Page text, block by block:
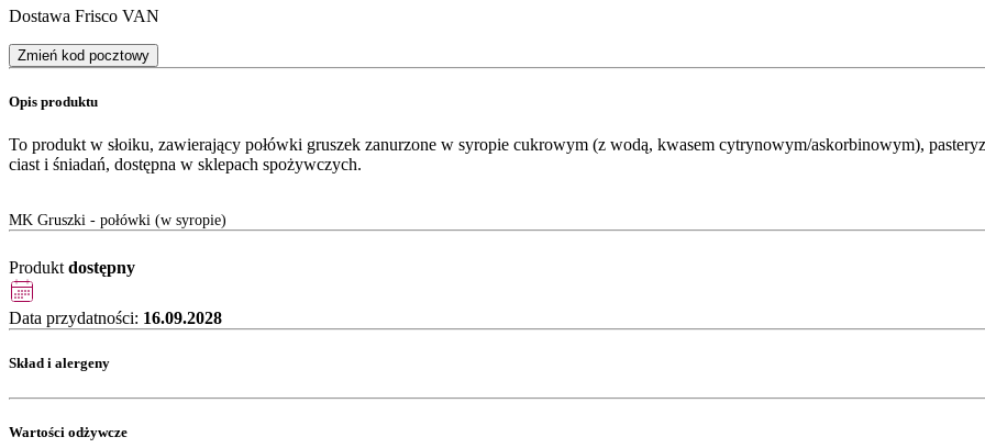
Dostawa Frisco VAN
Zmień kod pocztowy
Opis produktu
To produkt w słoiku, zawierający połówki gruszek zanurzone w syropie cukrowym (z wodą, kwasem cytrynowym/askorbinowym),
ciast i śniadań, dostępna w sklepach spożywczych.
MK Gruszki - połówki (w syropie)
Produkt dostępny
Data przydatności: 16.09.2028
Skład i alergeny
Wartości odżywcze